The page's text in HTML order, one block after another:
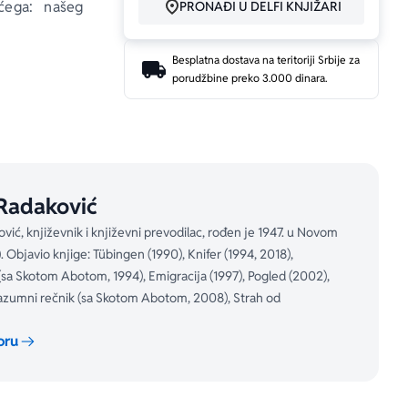
našeg
godine,
Pet
Austriju i
prva
su se
knjiga na
PRONAĐI U DELFI KNJIŽARI
Besplatna dostava na teritoriji Srbije za
porudžbine preko 3.000 dinara.
književnik i književni prevodilac, rođen je 1947. u Novom
Objavio knjige: Tübingen (1990), Knifer (1994, 2018),
Skotom Abotom, 1994), Emigracija (1997), Pogled (2002),
rečnik (sa Skotom Abotom, 2008), Strah od